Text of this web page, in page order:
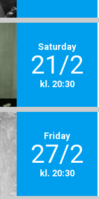
Saturday
21/2
kl. 20:30
Friday
27/2
kl. 20:30